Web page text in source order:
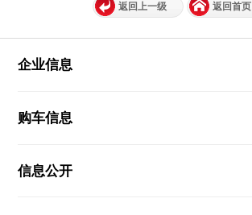
返回上一级 返回首页
企业信息
购车信息
信息公开